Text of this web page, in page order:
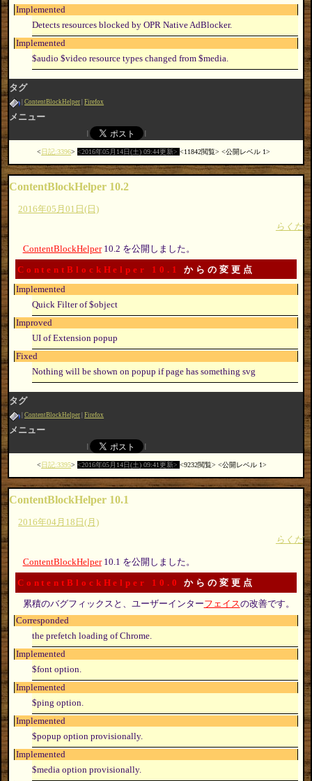
Implemented
Detects resources blocked by OPR Native AdBlocker.
Implemented
$audio $video resource types changed from $media.
タグ
ContentBlockHelper Firefox
メニュー
日記:3396 2016年05月14日(土) 09:44更新 11842閲覧 公開レベル 1
ContentBlockHelper 10.2
2016年05月01日(日)
らくだ
ContentBlockHelper10.2 を公開しました。
ContentBlockHelper 10.1
からの変更点
Implemented
Quick Filter of $object
Improved
UI of Extension popup
Fixed
Nothing will be shown on popup if page has something svg
タグ
ContentBlockHelper Firefox
メニュー
日記:3395 2016年05月14日(土) 09:41更新 9232閲覧 公開レベル 1
ContentBlockHelper 10.1
2016年04月18日(月)
らくだ
ContentBlockHelper10.1 を公開しました。
ContentBlockHelper 10.0 からの変更点
累積のバグフィックスと、ユーザーインターフェイスの改善です。
Corresponded
the prefetch loading of Chrome.
Implemented
$font option.
Implemented
$ping option.
Implemented
$popup option provisionally.
Implemented
$media option provisionally.